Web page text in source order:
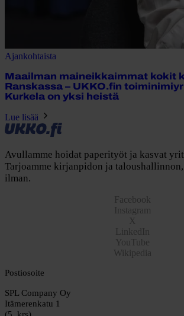
Ajankohtaista
Maailman maineikkaimmat kokit
Ranskassa – UKKO.fin
Kurkela on yksi heistä
Lue lisää
Avullamme hoidat paperityöt ja kasvat
Tarjoamme kirjanpidon ja
ilman.
Facebook
Instagram
X
LinkedIn
YouTube
Wikipedia
Postiosoite
SPL Company Oy
Itämerenkatu 1
(5. krs)